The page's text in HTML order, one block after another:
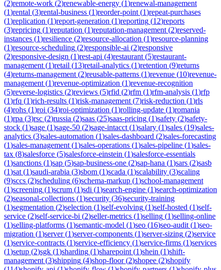
(2)remote-work (2)renewable-energy (1)renewal-management
(1)rental (3)rental-business (1)reorder-point (1)repeat-purchases
(1)replication (1)report-generation (1)reporting (12)reports
(3)repricing (1)reputation (1)reputation-management (2)reserved-
instances (1)resilience (2)resource-allocation (1)resource-planning
(1)resource-scheduling (2)responsible-ai (2)responsive
(2)responsive-design (1)rest-api (4)restaurant (5)restaurant-
management (1)retail (13)retail-analytics (1)retention (9)returns
(4)returns-management (2)reusable-patterns (1)revenue (10)revenue-
management (1)revenue-optimization (1)revenue-recognition
(5)reverse-logistics (2)reviews (5)rfid (2)rfm (1)rfm-analysis (1)rfp
(1)rfq (1)rich-results (1)risk-management (7)risk-reduction (1)rls
(4)rohs (1)roi (34)roi-optimization (1)rolling-update (1)romania
(1)rpa (3)rsc (2)russia (2)saas (25)saas-pricing (1)safety (2)safety-
stock (1)sage (1)sage-50 (2)sage-intacct (1)salary (1)sales (19)sales-
analytics (3)sales-automation (1)sales-dashboard (2)sales-forecasting
(1)sales-management (1)sales-operations (1)sales-pipeline (1)sales-
tax (8)salesforce (5)salesforce-einstein (1)salesforce-essentials
(1)sanctions (1)sap (5)sap-business-one (2)sap-hana (1)sars (2)sasb
(1)sat (1)saudi-arabia (3)sbom (1)scada (1)scalability (3)scaling
(9)sccs (2)scheduling (6)schema-markup (1)school-management
(1)screening (1)scrum (1)sdi (1)search-engine (1)search-optimization
(2)seasonal-collections (1)security (36)security-training
(1)segmentation (2)selection (1)self-evolving (1)self-hosted (1)self-
service (2)self-service-bi (2)seller-metrics (1)selling (1)selling-online
(1)selling-platforms (1)semantic-model (1)seo (16)seo-audit (1)seo-
migration (1)server(1)server-components (1)server-sizing (2)service
(1)service-contracts (1)service-efficiency (1)service-firms (1)services
(1)setup (2)sgk (1)sharding (1)sharepoint (1)shein (1)shift-
management (3)shipping (4)shop-floor(2)shopee (2)shopify